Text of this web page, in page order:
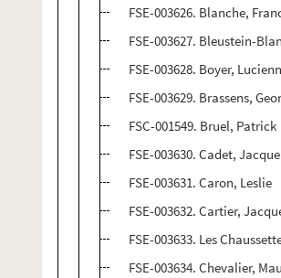
FSE-003626. Blanche,
FSE-003627. Bleustein-
FSE-003628. Boyer,
FSE-003629. Brassens,
FSC-001549. Bruel, Patrick
FSE-003630. Cadet,
FSE-003631. Caron, Leslie
FSE-003632. Cartier,
FSE-003633. Les
FSE-003634. Chevalier,